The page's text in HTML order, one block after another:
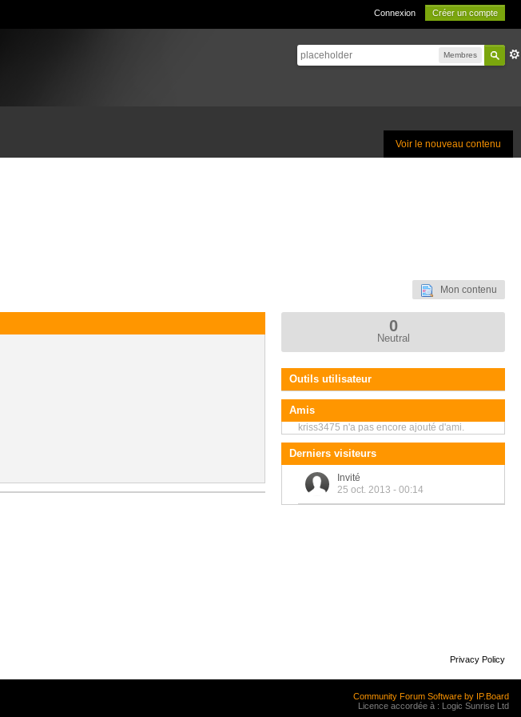
Connexion Créer un compte
Membres
Voir le nouveau contenu
Mon contenu
0
Neutral
Outils utilisateur
Amis
kriss3475 n'a pas encore ajouté d'ami.
Derniers visiteurs
Invité
25 oct. 2013 - 00:14
Privacy Policy
Community Forum Software by IP.Board
Licence accordée à : Logic Sunrise Ltd